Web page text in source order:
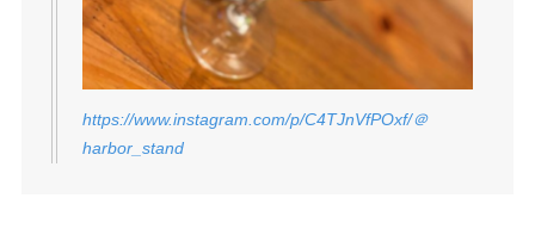
https://www.instagram.com/p/C4TJnVfPOxf/＠
harbor_stand